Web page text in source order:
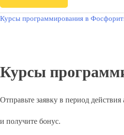
Курсы программирования в
Курсы
Отправьте заявку в период
и получите бонус.